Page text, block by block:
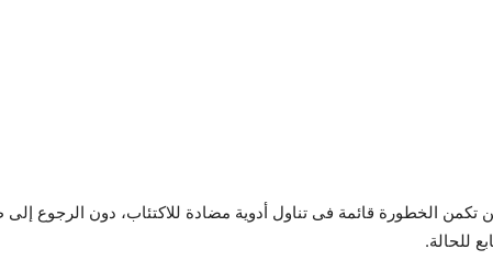
تكمن الخطورة قائمة فى تناول أدوية مضادة للاكتئاب، دون الرجوع
للحالة.